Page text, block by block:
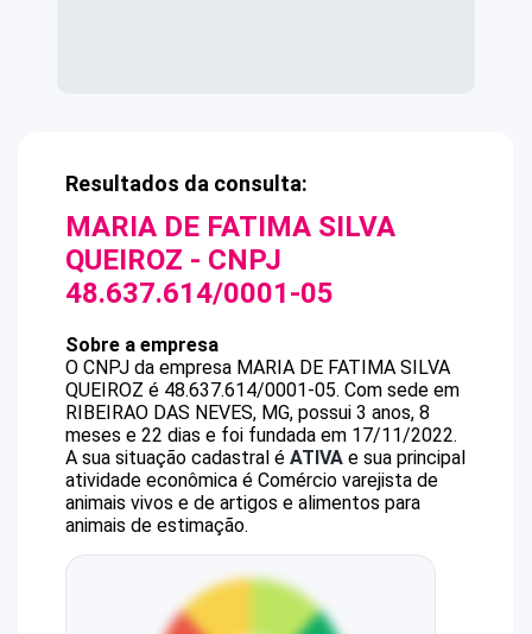
Resultados da consulta:
MARIA DE FATIMA SILVA
QUEIROZ - CNPJ
48.637.614/0001-05
Sobre a empresa
O CNPJ da empresa MARIA DE FATIMA SILVA
QUEIROZ é 48.637.614/0001-05. Com sede em
RIBEIRAO DAS NEVES, MG, possui 3 anos, 8
meses e 22 dias e foi fundada em 17/11/2022.
A sua situação cadastral é ATIVA e sua principal
atividade econômica é Comércio varejista de
animais vivos e de artigos e alimentos para
animais de estimação.